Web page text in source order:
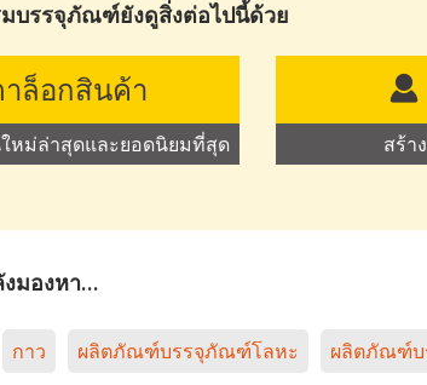
บรรจุภัณฑ์ยังดูสิ่งต่อไปนี้ด้วย
ล็อกสินค้า
ม่ล่าสุดและยอดนิยมที่สุด สร้า
งมองหา…
กาว ผลิตภัณฑ์บรรจุภัณฑ์โลหะ ผลิตภัณฑ์